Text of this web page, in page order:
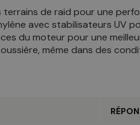
de raid pour une
avec stabilisateurs UV
du moteur pour une
même dans des